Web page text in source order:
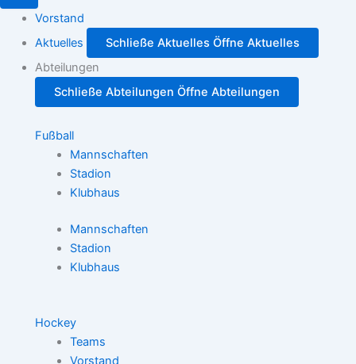
Vorstand
Aktuelles
Schließe Aktuelles Öffne Aktuelles
Abteilungen
Schließe Abteilungen Öffne Abteilungen
Fußball
Mannschaften
Stadion
Klubhaus
Mannschaften
Stadion
Klubhaus
Hockey
Teams
Vorstand